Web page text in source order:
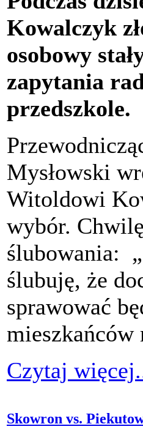
Kowalczyk
osobowy
zapytania
przedszkole.
Mysłowski
Witoldowi
wybór.
ślubowania:
ślubuję, że
sprawować
mieszkańców
Czytaj
Skowron vs.